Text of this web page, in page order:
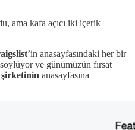
ama kafa açıcı iki içerik
’in anasayfasındaki her bir
ve günümüzün fırsat
şirketinin anasayfasına